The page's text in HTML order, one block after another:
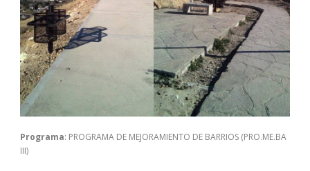
Programa: PROGRAMA DE MEJORAMIENTO DE BARRIOS (PRO.ME.BA
III)